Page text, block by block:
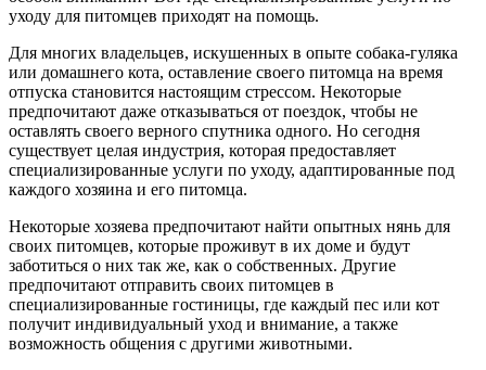
уходу для питомцев приходят на помощь.
Для многих владельцев, искушенных в опыте собака-гуляка
или домашнего кота, оставление своего питомца на время
отпуска становится настоящим стрессом. Некоторые
предпочитают даже отказываться от поездок, чтобы не
оставлять своего верного спутника одного. Но сегодня
существует целая индустрия, которая предоставляет
специализированные услуги по уходу, адаптированные под
каждого хозяина и его питомца.
Некоторые хозяева предпочитают найти опытных нянь для
своих питомцев, которые проживут в их доме и будут
заботиться о них так же, как о собственных. Другие
предпочитают отправить своих питомцев в
специализированные гостиницы, где каждый пес или кот
получит индивидуальный уход и внимание, а также
возможность общения с другими животными.